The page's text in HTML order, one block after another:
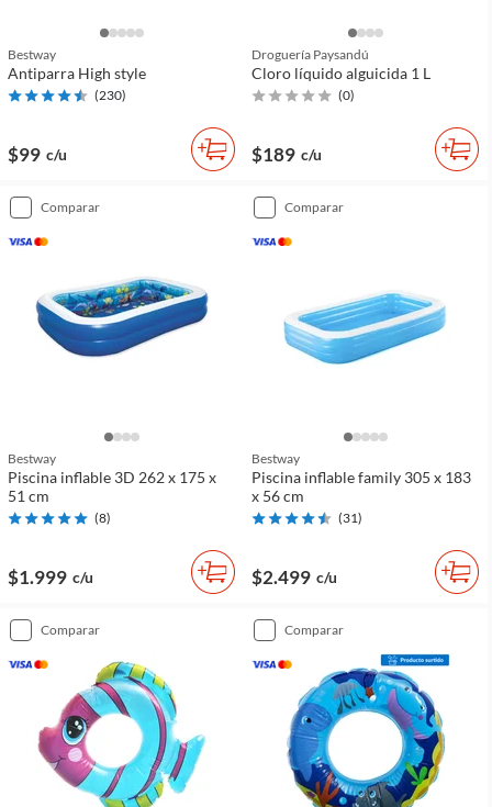
Bestway
Antiparra High style
(230)
$99 c/u
Droguería Paysandú
Cloro líquido alguicida 1 L
(0)
$189 c/u
comparar
Bestway
Piscina inflable 3D 262 x 175 x
51 cm
(8)
$1.999 c/u
comparar
Bestway
Piscina inflable family 305 x 183
x 56 cm
(31)
$2.499 c/u
comparar comparar